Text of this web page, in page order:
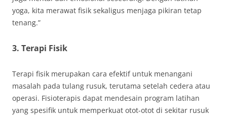
yoga, kita merawat fisik sekaligus menjaga pikiran tetap
tenang.”
3. Terapi Fisik
Terapi fisik merupakan cara efektif untuk menangani
masalah pada tulang rusuk, terutama setelah cedera atau
operasi. Fisioterapis dapat mendesain program latihan
yang spesifik untuk memperkuat otot-otot di sekitar rusuk